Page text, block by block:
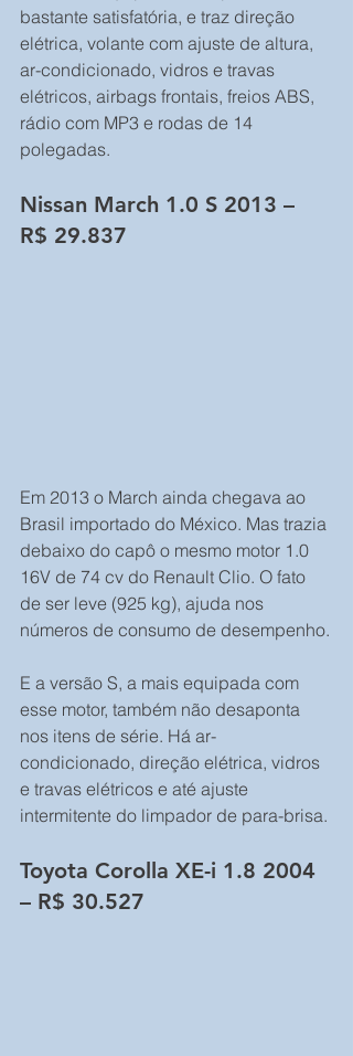
bastante satisfatória, e traz direção
elétrica, volante com ajuste de altura,
ar-condicionado, vidros e travas
elétricos, airbags frontais, freios ABS,
rádio com MP3 e rodas de 14
polegadas.
Nissan March 1.0 S 2013 –
R$ 29.837
Em 2013 o March ainda chegava ao
Brasil importado do México. Mas trazia
debaixo do capô o mesmo motor 1.0
16V de 74 cv do Renault Clio. O fato
de ser leve (925 kg), ajuda nos
números de consumo de desempenho.
E a versão S, a mais equipada com
esse motor, também não desaponta
nos itens de série. Há ar-
condicionado, direção elétrica, vidros
e travas elétricos e até ajuste
intermitente do limpador de para-brisa.
Toyota Corolla XE-i 1.8 2004
– R$ 30.527